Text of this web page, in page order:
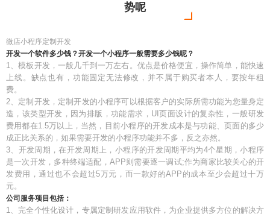
势呢
微店小程序定制开发
开发一个软件多少钱？开发一个小程序一般需要多少钱呢？
1、模板开发，一般几千到一万左右。优点是价格便宜，操作简单，能快速
上线。缺点也有，功能固定无法修改，并不属于购买者本人，要按年租
费。
2、定制开发，定制开发的小程序可以根据客户的实际所需功能为您量身定
造，该类型开发，因为排版，功能需求，UI页面设计的复杂性，一般研发
费用都在1.5万以上，当然，目前小程序的开发成本是与功能、页面的多少
成正比关系的，如果需要开发的小程序功能并不多，反之亦然。
3、开发周期，在开发周期上，小程序的开发周期平均为4个星期，小程序
是一次开发，多种终端适配，APP则需要逐一调试;作为商家比较关心的开
发费用，通过也不会超过5万元，而一款好的APP的成本至少会超过十万
元。
公司服务项目包括：
1、完全个性化设计，专属定制研发应用软件，为企业提供多方位的解决方